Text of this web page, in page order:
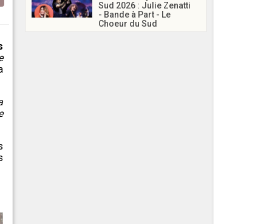
Sud 2026 : Julie Zenatti
- Bande à Part - Le
Choeur du Sud